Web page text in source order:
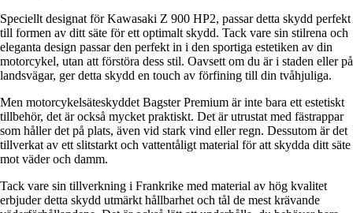
Speciellt designat för Kawasaki Z 900 HP2, passar detta skydd perfekt
till formen av ditt säte för ett optimalt skydd. Tack vare sin stilrena och
eleganta design passar den perfekt in i den sportiga estetiken av din
motorcykel, utan att förstöra dess stil. Oavsett om du är i staden eller på
landsvägar, ger detta skydd en touch av förfining till din tvåhjuliga.
Men motorcykelsäteskyddet Bagster Premium är inte bara ett estetiskt
tillbehör, det är också mycket praktiskt. Det är utrustat med fästrappar
som håller det på plats, även vid stark vind eller regn. Dessutom är det
tillverkat av ett slitstarkt och vattentåligt material för att skydda ditt säte
mot väder och damm.
Tack vare sin tillverkning i Frankrike med material av hög kvalitet
erbjuder detta skydd utmärkt hållbarhet och tål de mest krävande